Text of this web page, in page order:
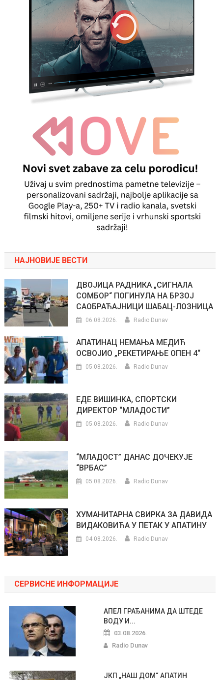
НАЈНОВИЈЕ ВЕСТИ
ДВОЈИЦА РАДНИКА „СИГНАЛА
СОМБОР“ ПОГИНУЛА НА БРЗОЈ
САОБРАЋАЈНИЦИ ШАБАЦ-ЛОЗНИЦА
06.08.2026. Radio Dunav
АПАТИНАЦ НЕМАЊА МЕДИЋ
ОСВОЈИО „РЕКЕТИРАЊЕ ОПЕН 4“
05.08.2026. Radio Dunav
ЕДЕ ВИШИНКА, СПОРТСКИ
ДИРЕКТОР “МЛАДОСТИ”
05.08.2026. Radio Dunav
“МЛАДОСТ” ДАНАС ДОЧЕКУЈЕ
“ВРБАС”
05.08.2026. Radio Dunav
ХУМАНИТАРНА СВИРКА ЗА ДАВИДА
ВИДАКОВИЋА У ПЕТАК У АПАТИНУ
04.08.2026. Radio Dunav
СЕРВИСНЕ ИНФОРМАЦИЈЕ
АПЕЛ ГРАЂАНИМА ДА ШТЕДЕ
ВОДУ И...
03.08.2026.
Radio Dunav
ЈКП „НАШ ДОМ“ АПАТИН